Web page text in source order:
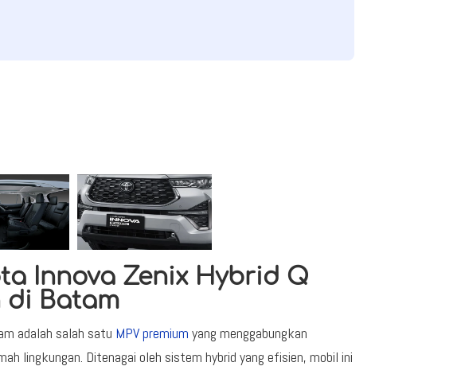
Innova Zenix Hybrid Q
di Batam
adalah salah satu MPV premium yang menggabungkan
lingkungan. Ditenagai oleh sistem hybrid yang efisien, mobil ini